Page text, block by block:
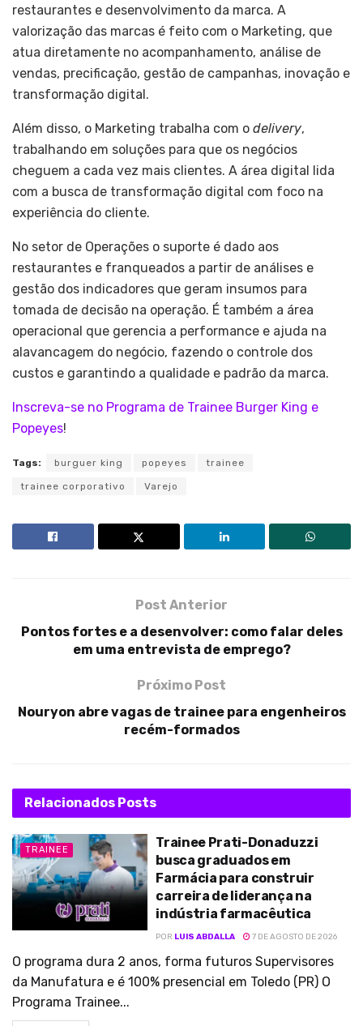
restaurantes e desenvolvimento da marca. A
valorização das marcas é feito com o Marketing, que
atua diretamente no acompanhamento, análise de
vendas, precificação, gestão de campanhas, inovação e
transformação digital.
Além disso, o Marketing trabalha com o delivery,
trabalhando em soluções para que os negócios
cheguem a cada vez mais clientes. A área digital lida
com a busca de transformação digital com foco na
experiência do cliente.
No setor de Operações o suporte é dado aos
restaurantes e franqueados a partir de análises e
gestão dos indicadores que geram insumos para
tomada de decisão na operação. É também a área
operacional que gerencia a performance e ajuda na
alavancagem do negócio, fazendo o controle dos
custos e garantindo a qualidade e padrão da marca.
Inscreva-se no Programa de Trainee Burger King e
Popeyes!
Tags: burguer king popeyes trainee
trainee corporativo Varejo
Post Anterior
Pontos fortes e a desenvolver: como falar deles
em uma entrevista de emprego?
Próximo Post
Nouryon abre vagas de trainee para engenheiros
recém-formados
Relacionados Posts
TRAINEE
Trainee Prati-Donaduzzi
busca graduados em
Farmácia para construir
carreira de liderança na
indústria farmacêutica
POR LUIS ABDALLA 7 DE AGOSTO DE 2026
O programa dura 2 anos, forma futuros Supervisores
da Manufatura e é 100% presencial em Toledo (PR) O
Programa Trainee...